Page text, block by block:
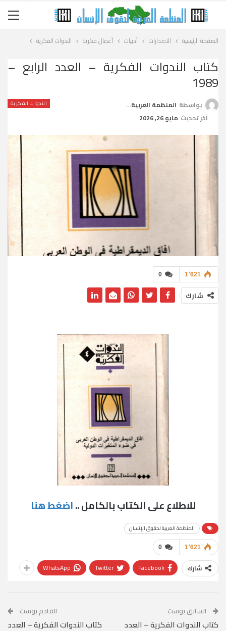
الصفحة الرئيسية الاصدارات أدبيات أعمال فكرية الندوات الفكرية
كتاب الندوات الفكرية – العدد الرابع –
1989
الندوات الفكرية بواسطة المنظمة العربية لحقوق الإنسان
آخر تحديث مايو 26, 2026
0 1٬621
شارك
للاطلاع على الكتاب بالكامل ..اضغط هنا
المنظمة العربية لحقوق الإنسان
0 1٬621
شارك Facebook
Twitter
WhatsApp
السابق بوست
كتاب الندوات الفكرية – العدد
القادم بوست
كتاب الندوات الفكرية – العدد